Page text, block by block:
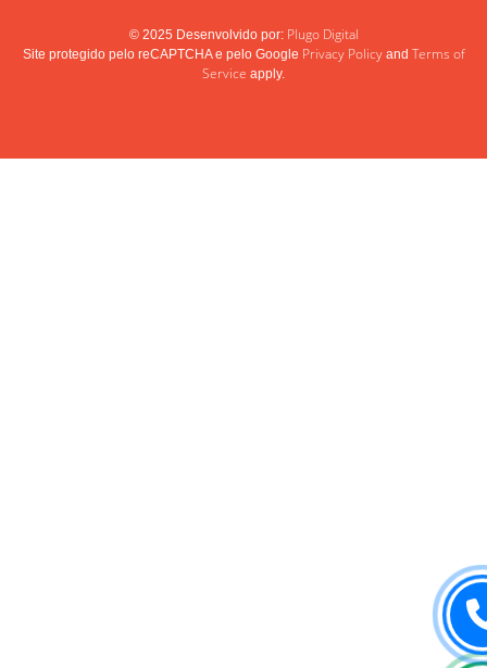
© 2025 Desenvolvido por: Plugo Digital
Site protegido pelo reCAPTCHA e pelo Google Privacy Policyand Terms of
Service apply.